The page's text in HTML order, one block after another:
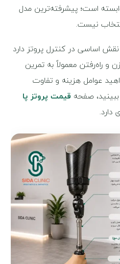
وابسته است؛ پیشرفته‌ترین مدل
انتخاب نیست.
اساسی در کنترل پروتز دارد
و راه‌رفتن معمولاً به تمرین
عوامل هزینه و تفاوت
صفحه قیمت پروتز پا